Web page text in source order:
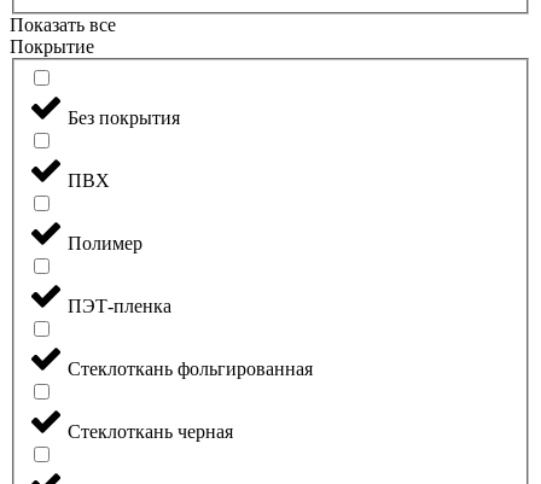
Показать все
Покрытие
Без покрытия
ПВХ
Полимер
ПЭТ-пленка
Стеклоткань фольгированная
Стеклоткань черная